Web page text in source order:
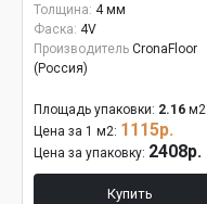
Толщина: 4 мм
Фаска: 4V
Производитель CronaFloor
(Россия)
Площадь упаковки: 2.16 м2
Цена за 1 м2: 1115р.
Цена за упаковку: 2408р.
Купить